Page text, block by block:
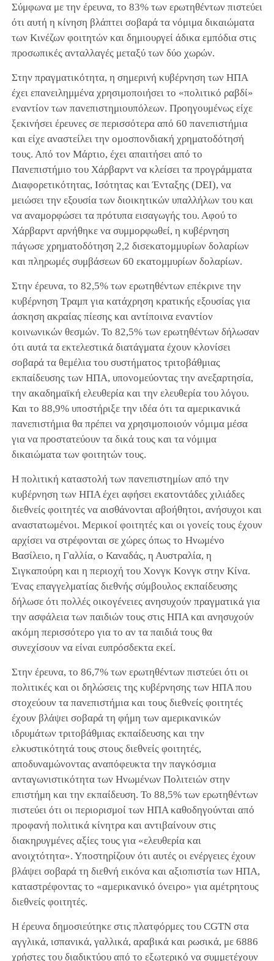
Σύμφωνα με την έρευνα, το 83% των ερωτηθέντων πιστεύει
ότι αυτή η κίνηση βλάπτει σοβαρά τα νόμιμα δικαιώματα
των Κινέζων φοιτητών και δημιουργεί άδικα εμπόδια στις
προσωπικές ανταλλαγές μεταξύ των δύο χωρών.
Στην πραγματικότητα, η σημερινή κυβέρνηση των ΗΠΑ
έχει επανειλημμένα χρησιμοποιήσει το «πολιτικό ραβδί»
εναντίον των πανεπιστημιουπόλεων. Προηγουμένως είχε
ξεκινήσει έρευνες σε περισσότερα από 60 πανεπιστήμια
και είχε αναστείλει την ομοσπονδιακή χρηματοδότησή
τους. Από τον Μάρτιο, έχει απαιτήσει από το
Πανεπιστήμιο του Χάρβαρντ να κλείσει τα προγράμματα
Διαφορετικότητας, Ισότητας και Ένταξης (DEI), να
μειώσει την εξουσία των διοικητικών υπαλλήλων του και
να αναμορφώσει τα πρότυπα εισαγωγής του. Αφού το
Χάρβαρντ αρνήθηκε να συμμορφωθεί, η κυβέρνηση
πάγωσε χρηματοδότηση 2,2 δισεκατομμυρίων δολαρίων
και πληρωμές συμβάσεων 60 εκατομμυρίων δολαρίων.
Στην έρευνα, το 82,5% των ερωτηθέντων επέκρινε την
κυβέρνηση Τραμπ για κατάχρηση κρατικής εξουσίας για
άσκηση ακραίας πίεσης και αντίποινα εναντίον
κοινωνικών θεσμών. Το 82,5% των ερωτηθέντων δήλωσαν
ότι αυτά τα εκτελεστικά διατάγματα έχουν κλονίσει
σοβαρά τα θεμέλια του συστήματος τριτοβάθμιας
εκπαίδευσης των ΗΠΑ, υπονομεύοντας την ανεξαρτησία,
την ακαδημαϊκή ελευθερία και την ελευθερία του λόγου.
Και το 88,9% υποστήριξε την ιδέα ότι τα αμερικανικά
πανεπιστήμια θα πρέπει να χρησιμοποιούν νόμιμα μέσα
για να προστατεύουν τα δικά τους και τα νόμιμα
δικαιώματα των φοιτητών τους.
Η πολιτική καταστολή των πανεπιστημίων από την
κυβέρνηση των ΗΠΑ έχει αφήσει εκατοντάδες χιλιάδες
διεθνείς φοιτητές να αισθάνονται αβοήθητοι, ανήσυχοι και
αναστατωμένοι. Μερικοί φοιτητές και οι γονείς τους έχουν
αρχίσει να στρέφονται σε χώρες όπως το Ηνωμένο
Βασίλειο, η Γαλλία, ο Καναδάς, η Αυστραλία, η
Σιγκαπούρη και η περιοχή του Χονγκ Κονγκ στην Κίνα.
Ένας επαγγελματίας διεθνής σύμβουλος εκπαίδευσης
δήλωσε ότι πολλές οικογένειες ανησυχούν πραγματικά για
την ασφάλεια των παιδιών τους στις ΗΠΑ και ανησυχούν
ακόμη περισσότερο για το αν τα παιδιά τους θα
συνεχίσουν να είναι ευπρόσδεκτα εκεί.
Στην έρευνα, το 86,7% των ερωτηθέντων πιστεύει ότι οι
πολιτικές και οι δηλώσεις της κυβέρνησης των ΗΠΑ που
στοχεύουν τα πανεπιστήμια και τους διεθνείς φοιτητές
έχουν βλάψει σοβαρά τη φήμη των αμερικανικών
ιδρυμάτων τριτοβάθμιας εκπαίδευσης και την
ελκυστικότητά τους στους διεθνείς φοιτητές,
αποδυναμώνοντας αναπόφευκτα την παγκόσμια
ανταγωνιστικότητα των Ηνωμένων Πολιτειών στην
επιστήμη και την εκπαίδευση. Το 88,5% των ερωτηθέντων
πιστεύει ότι οι περιορισμοί των ΗΠΑ καθοδηγούνται από
προφανή πολιτικά κίνητρα και αντιβαίνουν στις
διακηρυγμένες αξίες τους για «ελευθερία και
ανοιχτότητα». Υποστηρίζουν ότι αυτές οι ενέργειες έχουν
βλάψει σοβαρά τη διεθνή εικόνα και αξιοπιστία των ΗΠΑ,
καταστρέφοντας το «αμερικανικό όνειρο» για αμέτρητους
διεθνείς φοιτητές.
Η έρευνα δημοσιεύτηκε στις πλατφόρμες του CGTN στα
αγγλικά, ισπανικά, γαλλικά, αραβικά και ρωσικά, με 6886
χρήστες του διαδικτύου από το εξωτερικό να συμμετέχουν